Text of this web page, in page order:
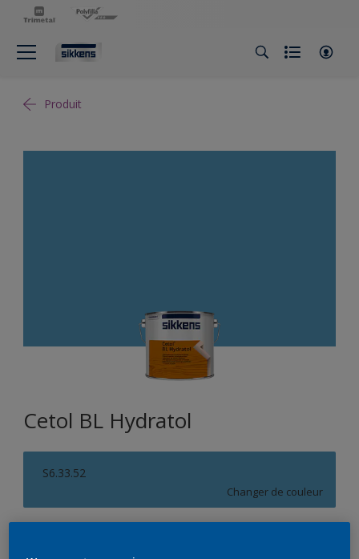
Produit
Cetol BL Hydratol
S6.33.52
Changer de couleur